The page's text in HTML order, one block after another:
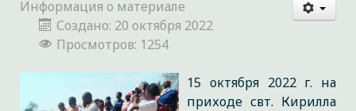
Информация о материале
Создано: 20 октября 2022
Просмотров: 1254
15 октября 2022 г. на
приходе свт. Кирилла